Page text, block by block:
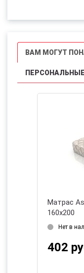
ВАМ МОГУТ
Матрас
160х200
Нет в
402